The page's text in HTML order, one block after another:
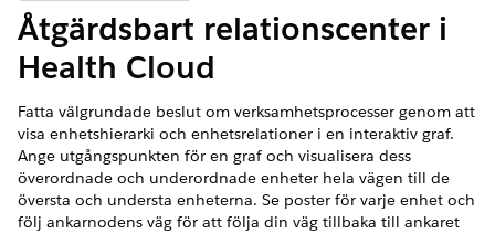
Åtgärdsbart relationscenter i
Health Cloud
Fatta välgrundade beslut om verksamhetsprocesser genom att
visa enhetshierarki och enhetsrelationer i en interaktiv graf.
Ange utgångspunkten för en graf och visualisera dess
överordnade och underordnade enheter hela vägen till de
översta och understa enheterna. Se poster för varje enhet och
följ ankarnodens väg för att följa din väg tillbaka till ankaret